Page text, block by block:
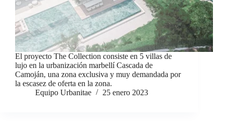
El proyecto The Collection consiste en 5 villas de
lujo en la urbanización marbellí Cascada de
Camoján, una zona exclusiva y muy demandada por
la escasez de oferta en la zona.
Equipo Urbanitae
25 enero 2023